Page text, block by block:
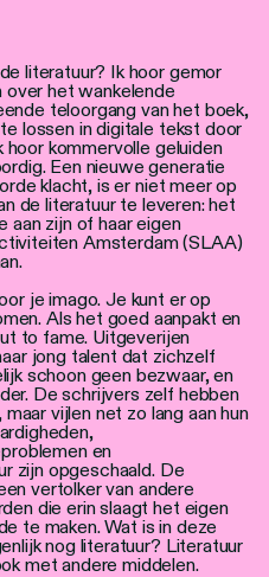
literatuur? Ik hoor gemor
over het wankelende
teloorgang van het boek,
lossen in digitale tekst door
kommervolle geluiden
Een nieuwe generatie
klacht, is er niet meer op
de literatuur te leveren: het
aan zijn of haar eigen
Amsterdam (SLAA)
je imago. Je kunt er op
Als het goed aanpakt en
to fame. Uitgeverijen
jong talent dat zichzelf
schoon geen bezwaar, en
De schrijvers zelf hebben
vijlen net zo lang aan hun
en
zijn opgeschaald. De
vertolker van andere
die erin slaagt het eigen
te maken. Wat is in deze
nog literatuur? Literatuur
met andere middelen.